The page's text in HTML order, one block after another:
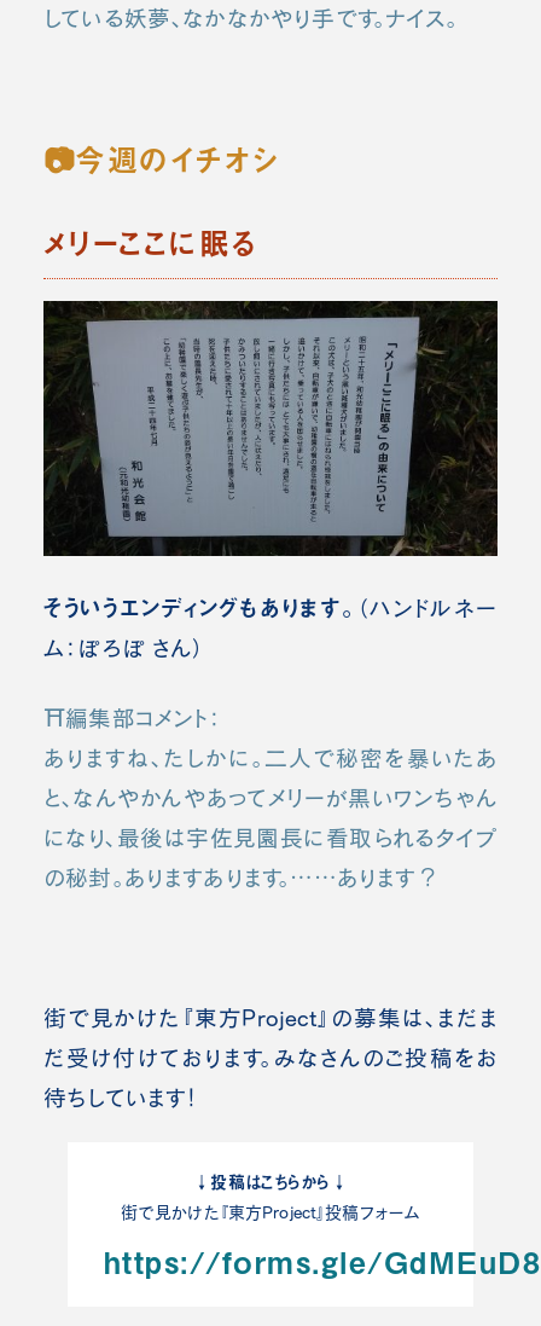
している妖夢、なかなかやり手です。ナイス。
📷今週のイチオシ
メリーここに眠る
そういうエンディングもあります。 （ハンドルネー
ム：ぽろぽ さん）
⛩️編集部コメント：
ありますね、たしかに。二人で秘密を暴いたあ
と、なんやかんやあってメリーが黒いワンちゃん
になり、最後は宇佐見園長に看取られるタイプ
の秘封。ありますあります。……あります？
街で見かけた『東方Project』の募集は、まだま
だ受け付けております。みなさんのご投稿をお
待ちしています！
↓投稿はこちらから↓
街で見かけた『東方Project』投稿フォーム
https://forms.gle/